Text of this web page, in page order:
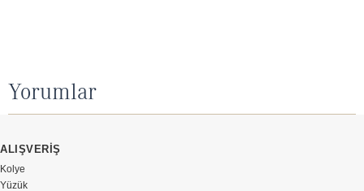
Yorumlar
ALIŞVERİŞ
Kolye
Yüzük